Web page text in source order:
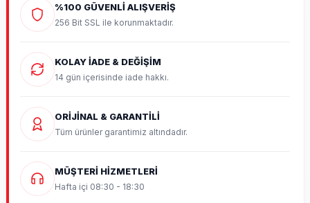
%100 GÜVENLİ ALIŞVERİŞ
256 Bit SSL ile korunmaktadır.
KOLAY İADE & DEĞİŞİM
14 gün içerisinde iade hakkı.
ORİJİNAL & GARANTİLİ
Tüm ürünler garantimiz altındadır.
MÜŞTERİ HİZMETLERİ
Hafta içi 08:30 - 18:30